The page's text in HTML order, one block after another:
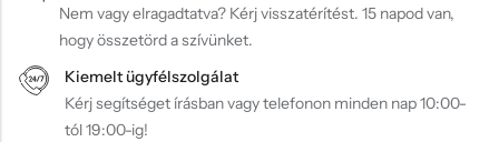
Nem vagy elragadtatva? Kérj visszatérítést. 15 napod van,
hogy összetörd a szívünket.
Kiemelt ügyfélszolgálat
Kérj segítséget írásban vagy telefonon minden nap 10:00-
tól 19:00-ig!